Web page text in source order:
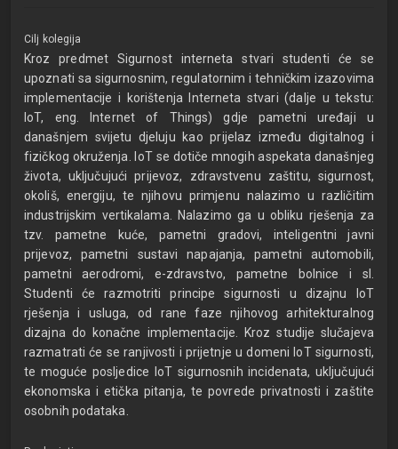
Cilj kolegija
Kroz predmet Sigurnost interneta stvari studenti će se
upoznati sa sigurnosnim, regulatornim i tehničkim izazovima
implementacije i korištenja Interneta stvari (dalje u tekstu:
IoT, eng. Internet of Things) gdje pametni uređaji u
današnjem svijetu djeluju kao prijelaz između digitalnog i
fizičkog okruženja. IoT se dotiče mnogih aspekata današnjeg
života, uključujući prijevoz, zdravstvenu zaštitu, sigurnost,
okoliš, energiju, te njihovu primjenu nalazimo u različitim
industrijskim vertikalama. Nalazimo ga u obliku rješenja za
tzv. pametne kuće, pametni gradovi, inteligentni javni
prijevoz, pametni sustavi napajanja, pametni automobili,
pametni aerodromi, e-zdravstvo, pametne bolnice i sl.
Studenti će razmotriti principe sigurnosti u dizajnu IoT
rješenja i usluga, od rane faze njihovog arhitekturalnog
dizajna do konačne implementacije. Kroz studije slučajeva
razmatrati će se ranjivosti i prijetnje u domeni IoT sigurnosti,
te moguće posljedice IoT sigurnosnih incidenata, uključujući
ekonomska i etička pitanja, te povrede privatnosti i zaštite
osobnih podataka.